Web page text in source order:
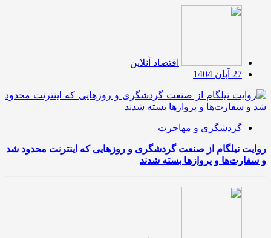
اقتصاد آنلاین
27 آبان 1404
گردشگری و مهاجرت
روایت نیلگام از صنعت گردشگری و روزهایی که اینترنت محدود شد
و سفارت‌ها و پروازها بسته شدند